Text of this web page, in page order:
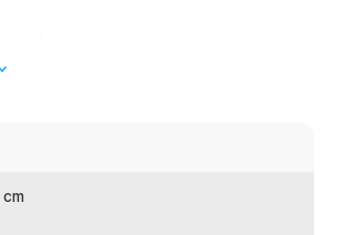
cantik berkat perawatan secara
dapat disesuaikan dengan bentuk jari
cm